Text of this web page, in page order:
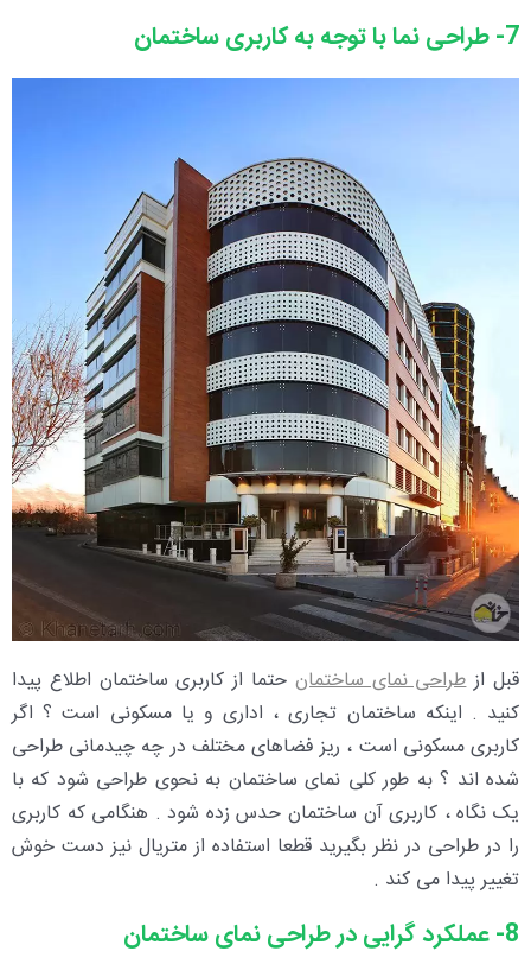
7- طراحی نما با توجه به کاربری ساختمان
قبل ازطراحی نمای ساختمان حتما از کاربری ساختمان اطلاع پیدا
کنید . اینکه ساختمان تجاری ، اداری و یا مسکونی است ؟ اگر
کاربری مسکونی است ، ریز فضاهای مختلف در چه چیدمانی طراحی
شده اند ؟ به طور کلی نمای ساختمان به نحوی طراحی شود که با
یک نگاه ، کاربری آن ساختمان حدس زده شود . هنگامی که کاربری
را در طراحی در نظر بگیرید قطعا استفاده از متریال نیز دست خوش
تغییر پیدا می کند .
8- عملکرد گرایی در طراحی نمای ساختمان